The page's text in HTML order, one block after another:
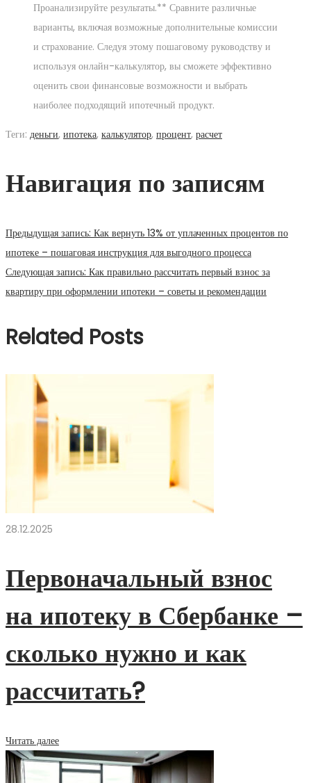
Проанализируйте результаты.** Сравните различные
варианты, включая возможные дополнительные комиссии
и страхование. Следуя этому пошаговому руководству и
используя онлайн-калькулятор, вы сможете эффективно
оценить свои финансовые возможности и выбрать
наиболее подходящий ипотечный продукт.
Теги: деньги, ипотека, калькулятор, процент, расчет
Навигация по записям
Предыдущая запись: Как вернуть 13% от уплаченных процентов по
ипотеке – пошаговая инструкция для выгодного процесса
Следующая запись: Как правильно рассчитать первый взнос за
квартиру при оформлении ипотеки – советы и рекомендации
Related Posts
28.12.2025
Первоначальный взнос
на ипотеку в Сбербанке –
сколько нужно и как
рассчитать?
Читать далее